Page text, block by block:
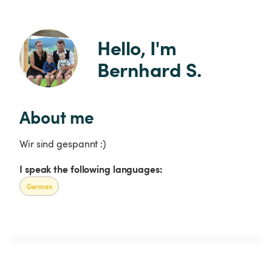
Hello, I'm
Bernhard S.
About me
Wir sind gespannt :)
I speak the following languages:
German